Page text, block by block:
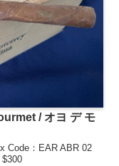
/ オヨ デ モ
：EAR ABR 02